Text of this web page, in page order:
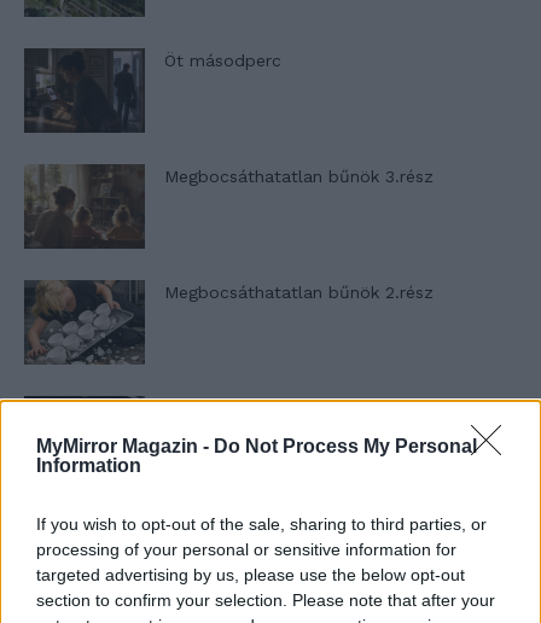
MyMirror Magazin - Do Not Process My Personal
Information
If you wish to opt-out of the sale, sharing to third parties, or
processing of your personal or sensitive information for
targeted advertising by us, please use the below opt-out
section to confirm your selection. Please note that after your
Öt másodperc
Megbocsáthatatlan bűnök 3.rész
Megbocsáthatatlan bűnök 2.rész
Megbocsáthatatlan bűnök 1.rész
Szent Genovéva, a túlélő Franciaország
jelképe